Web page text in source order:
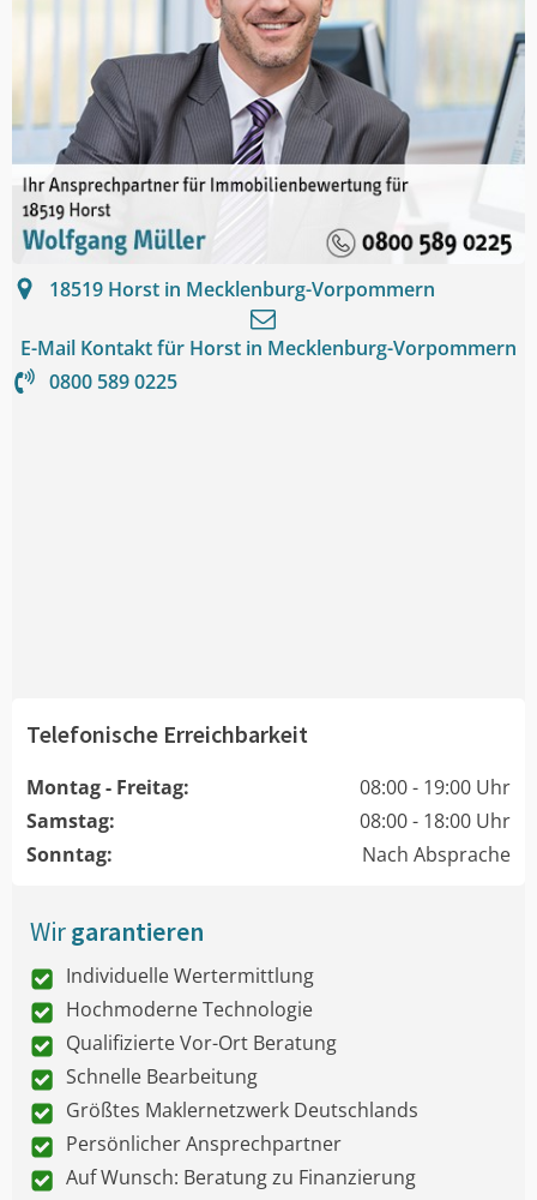
18519 Horst in Mecklenburg-Vorpommern
E-Mail Kontakt für Horst in Mecklenburg-Vorpommern
0800 589 0225
Telefonische Erreichbarkeit
Montag - Freitag:
08:00 - 19:00 Uhr
Samstag:
08:00 - 18:00 Uhr
Sonntag:
Nach Absprache
Wirgarantieren
Individuelle Wertermittlung
Hochmoderne Technologie
Qualifizierte Vor-Ort Beratung
Schnelle Bearbeitung
Größtes Maklernetzwerk Deutschlands
Persönlicher Ansprechpartner
Auf Wunsch: Beratung zu Finanzierung